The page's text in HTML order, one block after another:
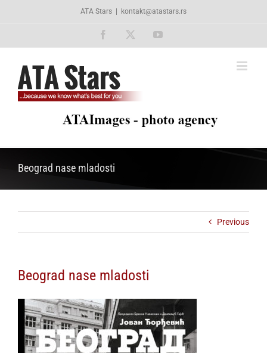
ATA Stars kontakt@atastars.rs
Facebook YouTube
Beograd nase mladosti
Previous
Beograd nase mladosti